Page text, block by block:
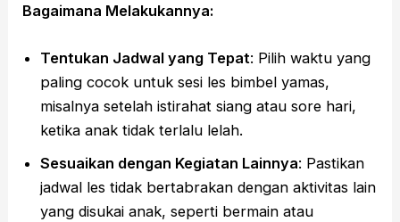
Bagaimana Melakukannya:
Tentukan Jadwal yang Tepat: Pilih waktu yang
paling cocok untuk sesi les bimbel yamas,
misalnya setelah istirahat siang atau sore hari,
ketika anak tidak terlalu lelah.
Sesuaikan dengan Kegiatan Lainnya: Pastikan
jadwal les tidak bertabrakan dengan aktivitas lain
yang disukai anak, seperti bermain atau